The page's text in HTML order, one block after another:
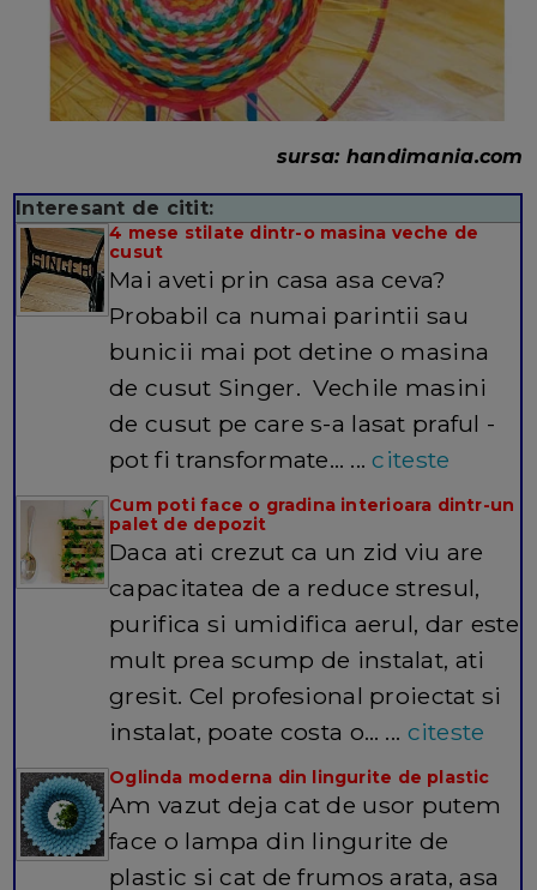
sursa: handimania.com
Interesant de citit:
4 mese stilate dintr-o masina veche de
cusut
Mai aveti prin casa asa ceva?
Probabil ca numai parintii sau
bunicii mai pot detine o masina
de cusut Singer. Vechile masini
de cusut pe care s-a lasat praful -
pot fi transformate… ...citeste
Cum poti face o gradina interioara dintr-un
palet de depozit
Daca ati crezut ca un zid viu are
capacitatea de a reduce stresul,
purifica si umidifica aerul, dar este
mult prea scump de instalat, ati
gresit. Cel profesional proiectat si
instalat, poate costa o… ... citeste
Oglinda moderna din lingurite de plastic
Am vazut deja cat de usor putem
face o lampa din lingurite de
plastic si cat de frumos arata, asa